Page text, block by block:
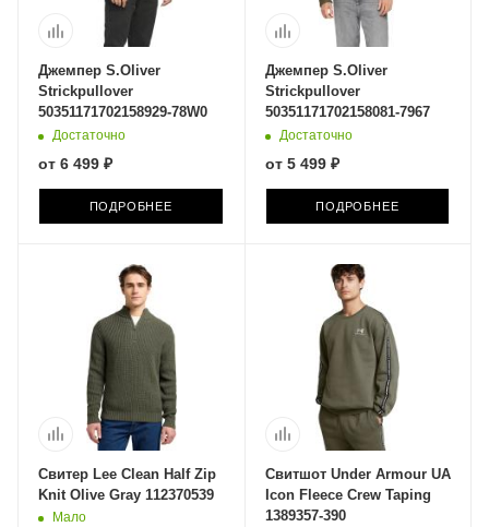
Джемпер S.Oliver
Strickpullover
50351171702158929-78W0
Достаточно
от 6 499 ₽
ПОДРОБНЕЕ
Джемпер S.Oliver
Strickpullover
50351171702158081-7967
Достаточно
от 5 499 ₽
ПОДРОБНЕЕ
Свитер Lee Clean Half Zip
Knit Olive Gray 112370539
Мало
Свитшот Under Armour UA
Icon Fleece Crew Taping
1389357-390